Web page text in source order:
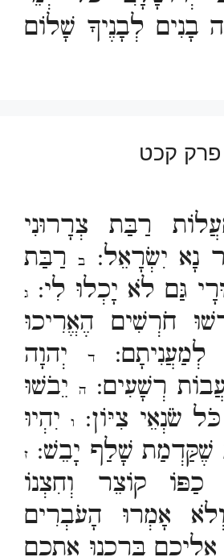
בָנִים לְבָנֶיךָ שָׁלוֹם
פרק קכט
רַבַּת צְרָרוּנִי
נָא יִשְׂרָאֵל:
ברַבַּת
גַּם לֹא יָכְלוּ לִי:
ג
חֹרְשִׁים הֶאֱרִיכוּ
לְמַעֲנִיתָם:
ד
יְהוָה
רְשָׁעִים:
ה
יֵבֹשׁוּ
שֹׂנְאֵי צִיּוֹן:
ויִהְיוּ
שֶׁקַּדְמַת שָׁלַף יָבֵשׁ: ז
קוֹצֵר וְחִצְנוֹ
אָמְרוּ הָעֹבְרִים
בֵּרַכְנוּ אֶתְכֶם